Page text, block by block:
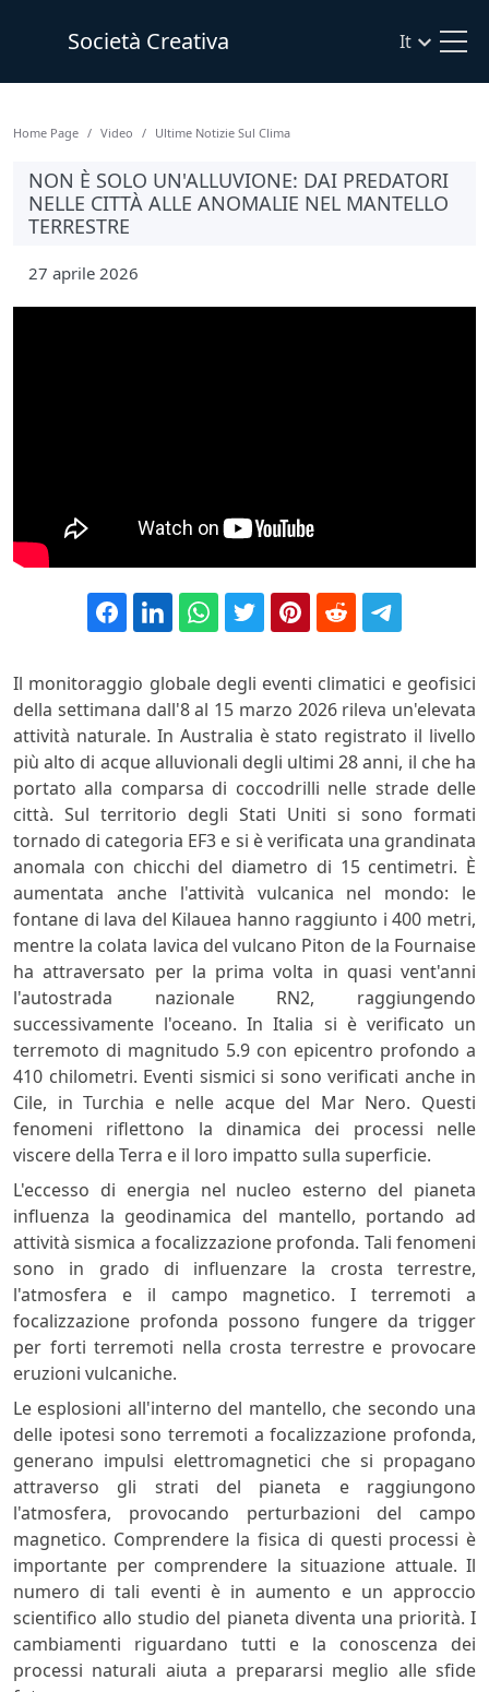
Società Creativa It
Home Page Video Ultime Notizie Sul Clima
NON È SOLO UN'ALLUVIONE: DAI PREDATORI
NELLE CITTÀ ALLE ANOMALIE NEL MANTELLO
TERRESTRE
27 aprile 2026
Il monitoraggio globale degli eventi climatici e geofisici
della settimana dall'8 al 15 marzo 2026 rileva un'elevata
attività naturale. In Australia è stato registrato il livello
più alto di acque alluvionali degli ultimi 28 anni, il che ha
portato alla comparsa di coccodrilli nelle strade delle
città. Sul territorio degli Stati Uniti si sono formati
tornado di categoria EF3 e si è verificata una grandinata
anomala con chicchi del diametro di 15 centimetri. È
aumentata anche l'attività vulcanica nel mondo: le
fontane di lava del Kilauea hanno raggiunto i 400 metri,
mentre la colata lavica del vulcano Piton de la Fournaise
ha attraversato per la prima volta in quasi vent'anni
l'autostrada nazionale RN2, raggiungendo
successivamente l'oceano. In Italia si è verificato un
terremoto di magnitudo 5.9 con epicentro profondo a
410 chilometri. Eventi sismici si sono verificati anche in
Cile, in Turchia e nelle acque del Mar Nero. Questi
fenomeni riflettono la dinamica dei processi nelle
viscere della Terra e il loro impatto sulla superficie.
L'eccesso di energia nel nucleo esterno del pianeta
influenza la geodinamica del mantello, portando ad
attività sismica a focalizzazione profonda. Tali fenomeni
sono in grado di influenzare la crosta terrestre,
l'atmosfera e il campo magnetico. I terremoti a
focalizzazione profonda possono fungere da trigger
per forti terremoti nella crosta terrestre e provocare
eruzioni vulcaniche.
Le esplosioni all'interno del mantello, che secondo una
delle ipotesi sono terremoti a focalizzazione profonda,
generano impulsi elettromagnetici che si propagano
attraverso gli strati del pianeta e raggiungono
l'atmosfera, provocando perturbazioni del campo
magnetico. Comprendere la fisica di questi processi è
importante per comprendere la situazione attuale. Il
numero di tali eventi è in aumento e un approccio
scientifico allo studio del pianeta diventa una priorità. I
cambiamenti riguardano tutti e la conoscenza dei
processi naturali aiuta a prepararsi meglio alle sfide